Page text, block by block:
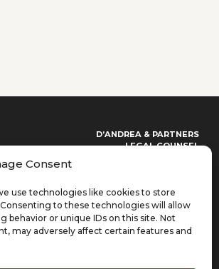
Consent
use technologies like cookies to store
to these technologies will allow
behavior or unique IDs on this site. Not
may adversely affect certain features and
D’ANDREA & PARTNERS
LEGAL COUNSEL
info@dandreapartners.com
CONTACT US - ITALIAN
argomento(Required)